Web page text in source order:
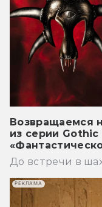
Возвращаемся
из серии Gothic
До встречи в
РЕКЛАМА